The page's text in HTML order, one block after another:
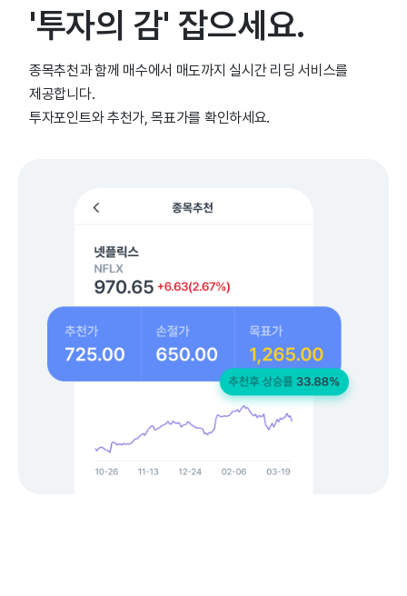
'투자의 감' 잡으세요.
종목추천과 함께 매수에서 매도까지 실시간 리딩 서비스를
제공합니다.
투자포인트와 추천가, 목표가를 확인하세요.